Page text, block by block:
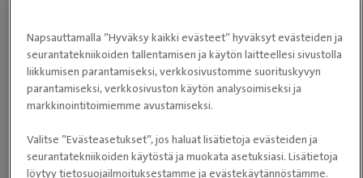
HAE
ELÄINLÄÄKÄRIASEMAA
Etkö halua jakaa sijaintiasi kanssamme? Selaa
Napsauttamalla ”Hyväksy kaikki evästeet” hyväksyt evästeiden ja
seurantatekniikoiden tallentamisen ja käytön laitteellesi sivustolla
liikkumisen parantamiseksi, verkkosivustomme suorituskyvyn
parantamiseksi, verkkosivuston käytön analysoimiseksi ja
markkinointitoimiemme avustamiseksi.
Valitse ”Evästeasetukset”, jos haluat lisätietoja evästeiden ja
seurantatekniikoiden käytöstä ja muokata asetuksiasi. Lisätietoja
löytyy tietosuojailmoituksestamme ja evästekäytännöstämme.